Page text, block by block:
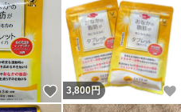
いいね！
3,800円